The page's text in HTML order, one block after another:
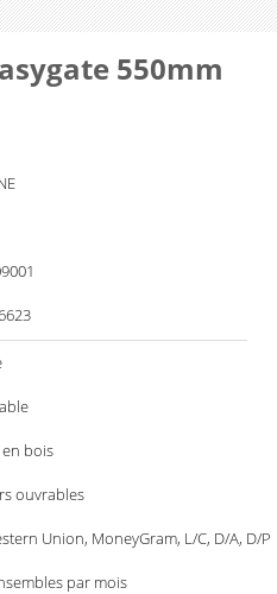
550mm
bois
ouvrables
Union, MoneyGram, L/C, D/A, D/P
par mois